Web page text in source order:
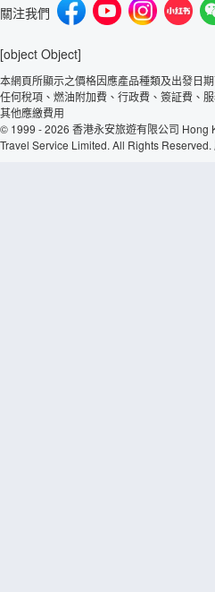
關注我們
[object Object]
本網頁所顯示之價格因應產品種類及出發日
任何稅項、燃油附加費、行政費、簽証費、
其他應繳費用
© 1999 - 2026 香港永安旅遊有限公司 Hong
Travel Service Limited. All Rights